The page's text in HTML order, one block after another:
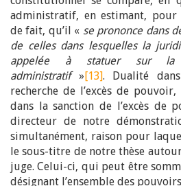
administratif, en estimant, pour
de fait, qu’il « se prononce dans
de celles dans lesquelles la
appelée à statuer sur la
administratif»[13]. Dualité
recherche de l’excès de
dans la sanction de l’excès de
directeur de notre
simultanément, raison pour
le sous-titre de notre thèse
juge. Celui-ci, qui peut être
désignant l’ensemble des